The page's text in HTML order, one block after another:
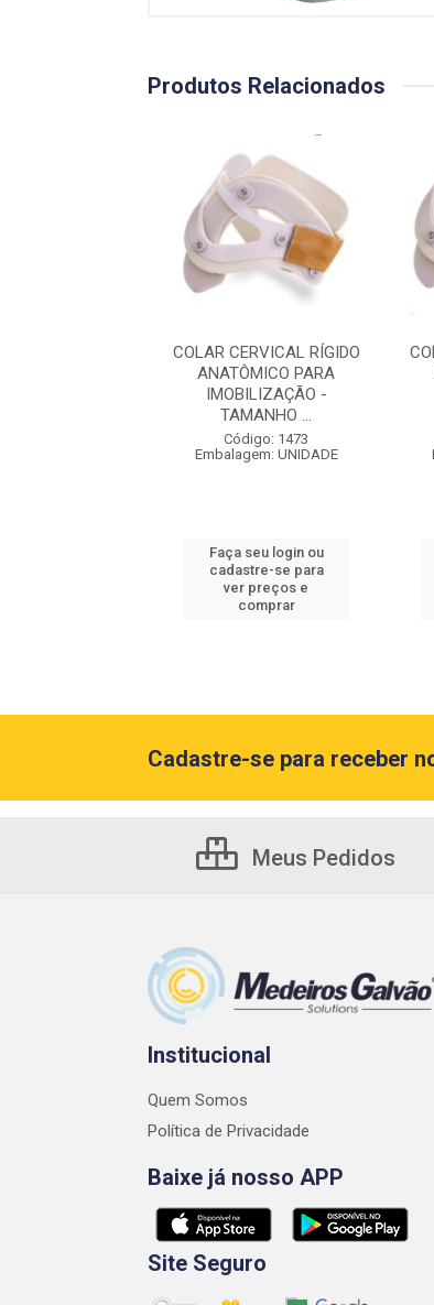
Produtos Relacionados
COLAR CERVICAL RÍGIDO
ANATÔMICO PARA
IMOBILIZAÇÃO -
TAMANHO ...
Código: 1473
Embalagem: UNIDADE
Faça seu login ou
cadastre-se para
ver preços e
comprar
Cadastre-se para receber
Meus Pedidos
Institucional
Quem Somos
Política de Privacidade
Baixe já nosso APP
Site Seguro